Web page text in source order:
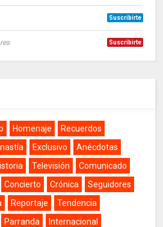
Suscribirte
Suscribirte
Homenaje
Recuerdos
Exclusivo
Anécdotas
Televisión
Comunicado
Concierto Crónica
Seguidores
Reportaje
Tendencia
Parranda
Internacional